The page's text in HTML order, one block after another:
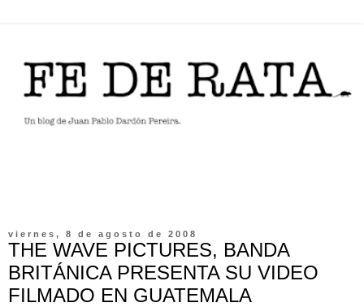
viernes, 8 de agosto de 2008
THE WAVE PICTURES, BANDA
BRITÁNICA PRESENTA SU VIDEO
FILMADO EN GUATEMALA